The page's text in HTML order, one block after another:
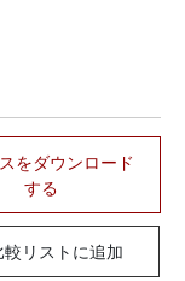
をダウンロード
する
較リストに追加